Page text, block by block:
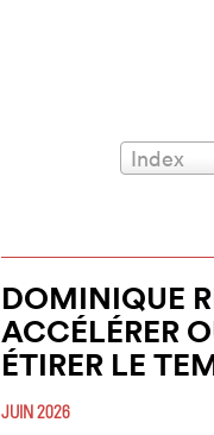
Index
DOMINIQUE
ACCÉLÉRER
ÉTIRER LE
JUIN 2026